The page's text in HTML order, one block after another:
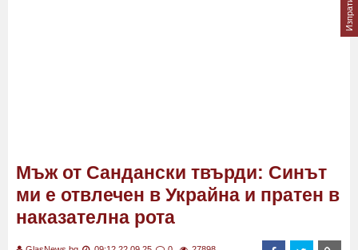
Мъж от Сандански твърди: Синът
ми е отвлечен в Украйна и пратен в
наказателна рота